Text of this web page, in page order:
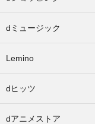
dミュージック
Lemino
dヒッツ
dアニメストア